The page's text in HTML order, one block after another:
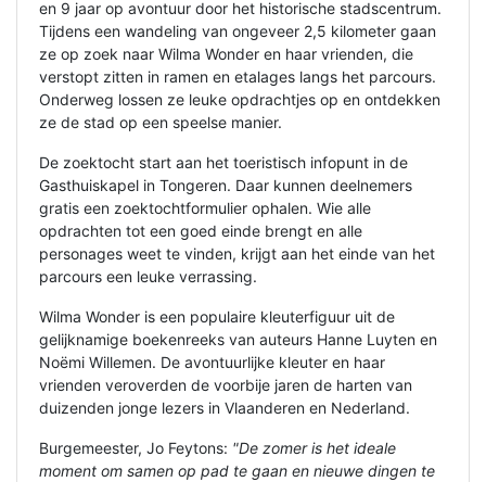
en 9 jaar op avontuur door het historische stadscentrum.
Tijdens een wandeling van ongeveer 2,5 kilometer gaan
ze op zoek naar Wilma Wonder en haar vrienden, die
verstopt zitten in ramen en etalages langs het parcours.
Onderweg lossen ze leuke opdrachtjes op en ontdekken
ze de stad op een speelse manier.
De zoektocht start aan het toeristisch infopunt in de
Gasthuiskapel in Tongeren. Daar kunnen deelnemers
gratis een zoektochtformulier ophalen. Wie alle
opdrachten tot een goed einde brengt en alle
personages weet te vinden, krijgt aan het einde van het
parcours een leuke verrassing.
Wilma Wonder is een populaire kleuterfiguur uit de
gelijknamige boekenreeks van auteurs Hanne Luyten en
Noëmi Willemen. De avontuurlijke kleuter en haar
vrienden veroverden de voorbije jaren de harten van
duizenden jonge lezers in Vlaanderen en Nederland.
Burgemeester, Jo Feytons: "De zomer is het ideale
moment om samen op pad te gaan en nieuwe dingen te